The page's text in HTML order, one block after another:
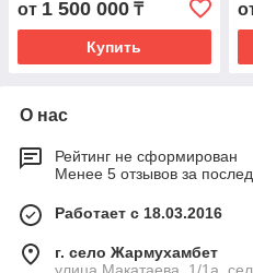
от 1 500 000 ₸
Купить
О нас
Рейтинг не сформирован
Менее 5 отзывов за
Работает с 18.03.2016
г. село Жармухамбет